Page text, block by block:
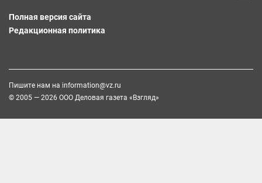
Полная версия сайта
Редакционная политика
Пишите нам на information@vz.ru
© 2005 — 2026 ООО Деловая газета «Взгляд»